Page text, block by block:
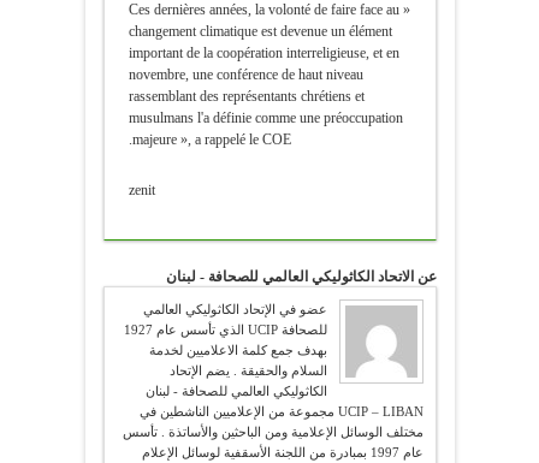
« Ces dernières années, la volonté de faire face au
changement climatique est devenue un élément
important de la coopération interreligieuse, et en
novembre, une conférence de haut niveau
rassemblant des représentants chrétiens et
musulmans l'a définie comme une préoccupation
majeure », a rappelé le COE.
zenit
عن الاتحاد الكاثوليكي العالمي للصحافة - لبنان
عضو في الإتحاد الكاثوليكي العالمي
للصحافة UCIP الذي تأسس عام 1927
بهدف جمع كلمة الاعلاميين لخدمة
السلام والحقيقة . يضم الإتحاد
الكاثوليكي العالمي للصحافة - لبنان
UCIP – LIBAN مجموعة من الإعلاميين الناشطين في
مختلف الوسائل الإعلامية ومن الباحثين والأساتذة . تأسس
عام 1997 بمبادرة من اللجنة الأسقفية لوسائل الإعلام